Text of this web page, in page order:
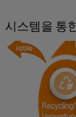
결
책
험
할
수
있
3D
크
그
리
드
u-
단
대
인
클
로
이
블
셈
블
리
신
품
및
적
문
의
트
수
치
지
속
시스템을 통